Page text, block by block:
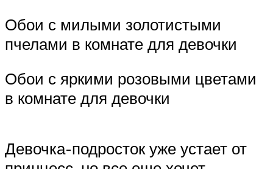
Обои с милыми золотистыми
пчелами в комнате для девочки
Обои с яркими розовыми цветами
в комнате для девочки
Девочка-подросток уже устает от